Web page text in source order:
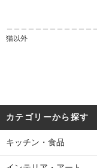
猫以外
カテゴリーから探す
キッチン・食品